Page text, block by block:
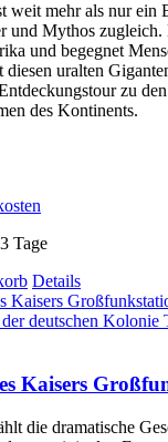
weit mehr als nur ein
und Mythos
und begegnet
diesen uralten
zu
des Kontinents.
Tage
Details
Kaisers
die dramatische